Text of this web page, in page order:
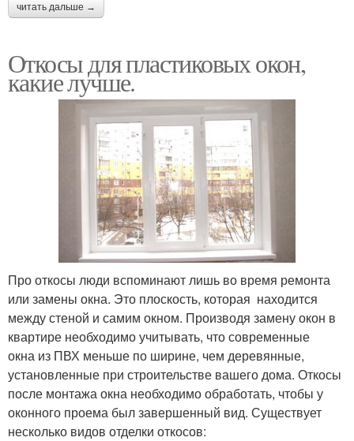
читать дальше →
Откосы для пластиковых окон,
какие лучше.
Про откосы люди вспоминают лишь во время ремонта
или замены окна. Это плоскость, которая находится
между стеной и самим окном. Производя замену окон в
квартире необходимо учитывать, что современные
окна из ПВХ меньше по ширине, чем деревянные,
установленные при строительстве вашего дома. Откосы
после монтажа окна необходимо обработать, чтобы у
оконного проема был завершенный вид. Существует
несколько видов отделки откосов: